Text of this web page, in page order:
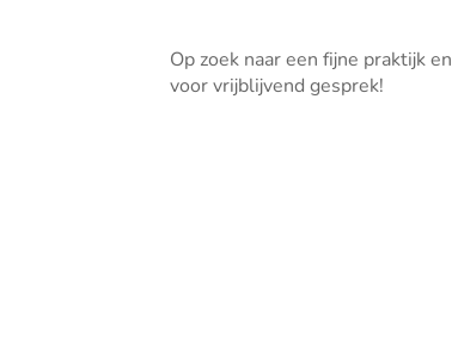
Op zoek naar een fijne praktijk
voor vrijblijvend gesprek!